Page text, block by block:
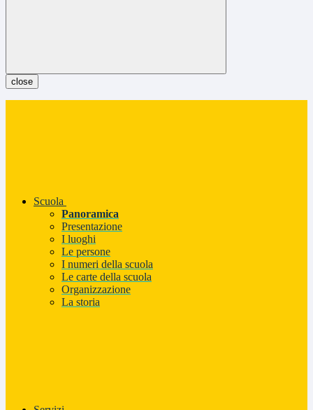
close
Scuola
Panoramica
Presentazione
I luoghi
Le persone
I numeri della scuola
Le carte della scuola
Organizzazione
La storia